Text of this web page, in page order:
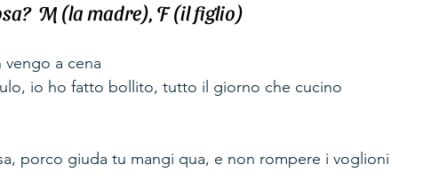
M (la madre), F (il figlio)
vengo a cena
io ho fatto bollito, tutto il giorno che cucino
porco giuda tu mangi qua, e non rompere i voglioni